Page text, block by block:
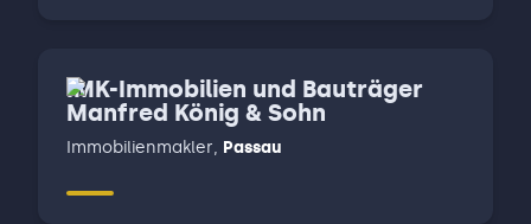
IMK-Immobilien und Bauträger
Manfred König & Sohn
Immobilienmakler, Passau